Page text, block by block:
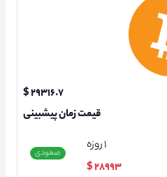
۲۹۳۱۶.۷ $
قیمت زمان پیشبینی
۱روزه
۲۸۹۹۳ $
صعودی